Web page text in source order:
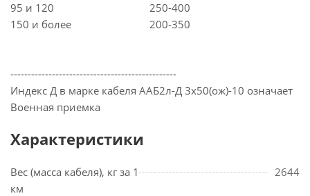
95 и 120
250-400
150 и более
200-350
------------------------------------------------
Индекс Д в марке кабеля ААБ2л-Д 3х50(ож)-10 означает
Военная приемка
Характеристики
Вес (масса кабеля), кг за 1
км
2644